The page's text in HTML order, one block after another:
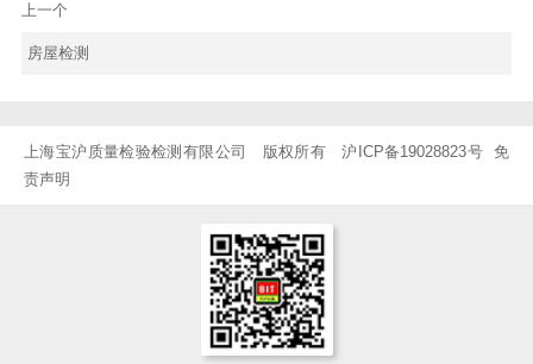
上一个
房屋检测
上海宝沪质量检验检测有限公司 版权所有沪ICP备19028823号
免
责声明